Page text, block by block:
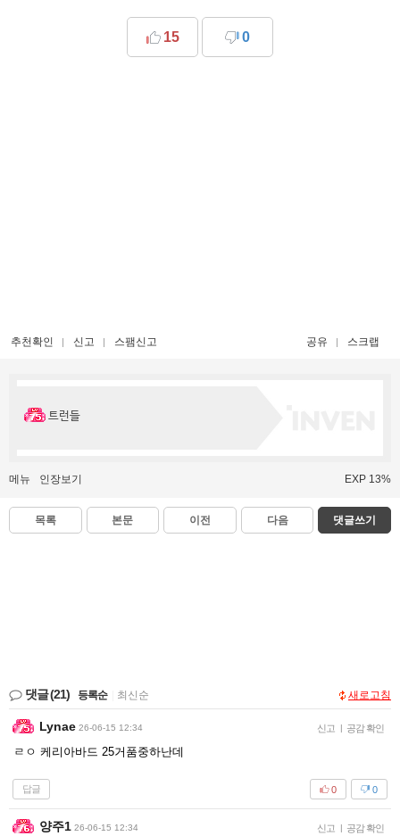
15 0
추천확인 신고 스팸신고 공유 스크랩
트런들
메뉴 인장보기 EXP 13%
목록 본문 이전 다음 댓글쓰기
댓글(21) 등록순 최신순 새로고침
Lynae 26-06-15 12:34 신고 | 공감 확인
ㄹㅇ 케리아바드 25거품중하난데
답글 0
0
양주1 26-06-15 12:34 신고 | 공감 확인